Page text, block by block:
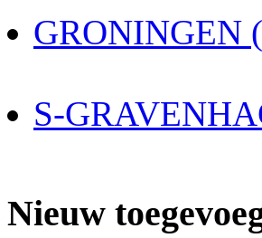
GRONINGEN
S-
Nieuw